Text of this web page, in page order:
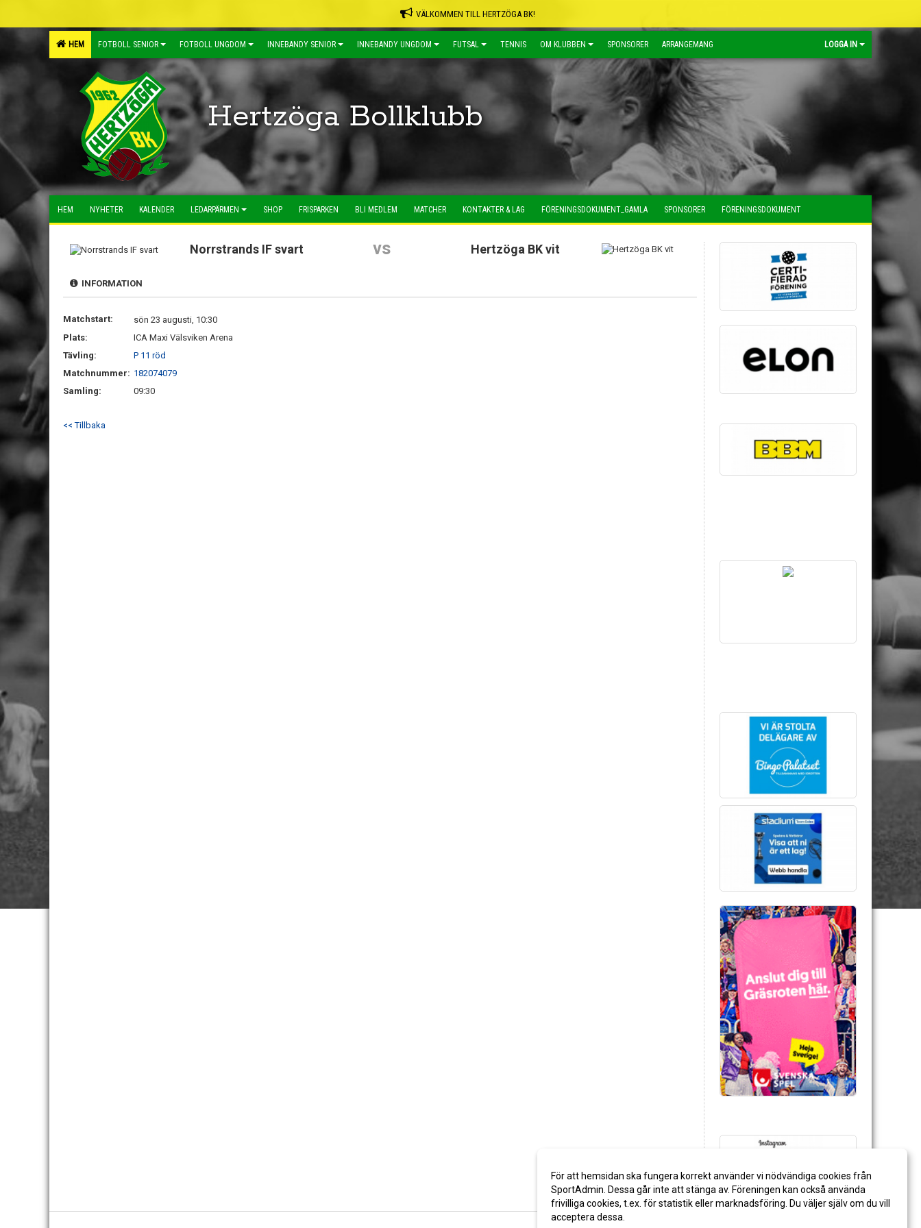
VÄLKOMMEN TILL HERTZÖGA BK!
HEM FOTBOLL SENIOR FOTBOLL UNGDOM INNEBANDY SENIOR INNEBANDY UNGDOM FUTSAL TENNIS OM KLUBBEN SPONSORER ARRANGEMANG LOGGA IN
Hertzöga Bollklubb
HEM NYHETER KALENDER LEDARPÄRMEN SHOP FRISPARKEN BLI MEDLEM MATCHER KONTAKTER & LAG FÖRENINGSDOKUMENT_GAMLA SPONSORER FÖRENINGSDOKUMENT
Norrstrands IF svart vs Hertzöga BK vit
INFORMATION
Matchstart:
sön 23 augusti, 10:30
Plats:
ICA Maxi Välsviken Arena
Tävling:
P 11 röd
Matchnummer: 182074079
Samling:
09:30
<< Tillbaka
För att hemsidan ska fungera korrekt använder vi nödvändiga cookies från
SportAdmin. Dessa går inte att stänga av. Föreningen kan också använda
frivilliga cookies, t.ex. för statistik eller marknadsföring. Du väljer själv om du vill
acceptera dessa.